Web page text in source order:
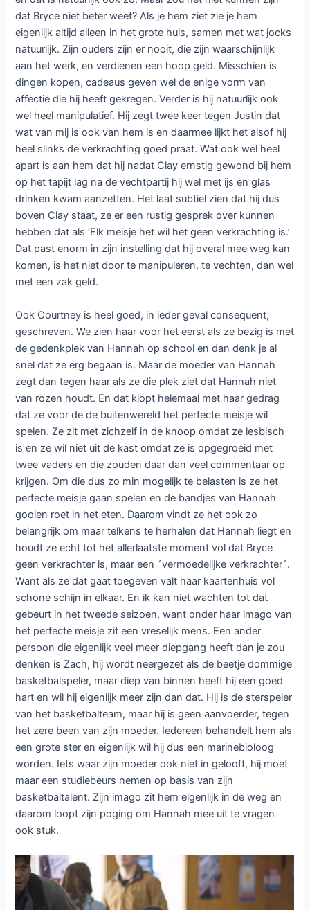
dat Bryce niet beter weet? Als je hem ziet zie je hem
eigenlijk altijd alleen in het grote huis, samen met wat jocks
natuurlijk. Zijn ouders zijn er nooit, die zijn waarschijnlijk
aan het werk, en verdienen een hoop geld. Misschien is
dingen kopen, cadeaus geven wel de enige vorm van
affectie die hij heeft gekregen. Verder is hij natuurlijk ook
wel heel manipulatief. Hij zegt twee keer tegen Justin dat
wat van mij is ook van hem is en daarmee lijkt het alsof hij
heel slinks de verkrachting goed praat. Wat ook wel heel
apart is aan hem dat hij nadat Clay ernstig gewond bij hem
op het tapijt lag na de vechtpartij hij wel met ijs en glas
drinken kwam aanzetten. Het laat subtiel zien dat hij dus
boven Clay staat, ze er een rustig gesprek over kunnen
hebben dat als ‘Elk meisje het wil het geen verkrachting is.’
Dat past enorm in zijn instelling dat hij overal mee weg kan
komen, is het niet door te manipuleren, te vechten, dan wel
met een zak geld.
Ook Courtney is heel goed, in ieder geval consequent,
geschreven. We zien haar voor het eerst als ze bezig is met
de gedenkplek van Hannah op school en dan denk je al
snel dat ze erg begaan is. Maar de moeder van Hannah
zegt dan tegen haar als ze die plek ziet dat Hannah niet
van rozen houdt. En dat klopt helemaal met haar gedrag
dat ze voor de de buitenwereld het perfecte meisje wil
spelen. Ze zit met zichzelf in de knoop omdat ze lesbisch
is en ze wil niet uit de kast omdat ze is opgegroeid met
twee vaders en die zouden daar dan veel commentaar op
krijgen. Om die dus zo min mogelijk te belasten is ze het
perfecte meisje gaan spelen en de bandjes van Hannah
gooien roet in het eten. Daarom vindt ze het ook zo
belangrijk om maar telkens te herhalen dat Hannah liegt en
houdt ze echt tot het allerlaatste moment vol dat Bryce
geen verkrachter is, maar een ´vermoedelijke verkrachter´.
Want als ze dat gaat toegeven valt haar kaartenhuis vol
schone schijn in elkaar. En ik kan niet wachten tot dat
gebeurt in het tweede seizoen, want onder haar imago van
het perfecte meisje zit een vreselijk mens. Een ander
persoon die eigenlijk veel meer diepgang heeft dan je zou
denken is Zach, hij wordt neergezet als de beetje dommige
basketbalspeler, maar diep van binnen heeft hij een goed
hart en wil hij eigenlijk meer zijn dan dat. Hij is de sterspeler
van het basketbalteam, maar hij is geen aanvoerder, tegen
het zere been van zijn moeder. Iedereen behandelt hem als
een grote ster en eigenlijk wil hij dus een marinebioloog
worden. Iets waar zijn moeder ook niet in gelooft, hij moet
maar een studiebeurs nemen op basis van zijn
basketbaltalent. Zijn imago zit hem eigenlijk in de weg en
daarom loopt zijn poging om Hannah mee uit te vragen
ook stuk.